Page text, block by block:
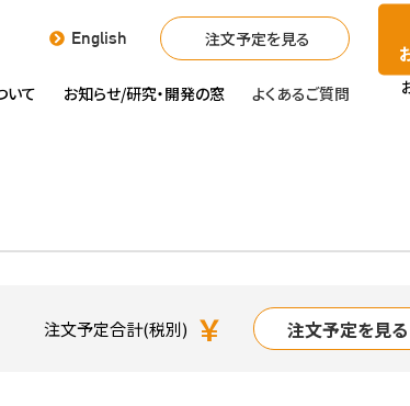
English 注文予定を見る
いて お知らせ/研究・開発の窓 よくあるご質問
注文予定合計(税別) ￥ 注文予定を見る